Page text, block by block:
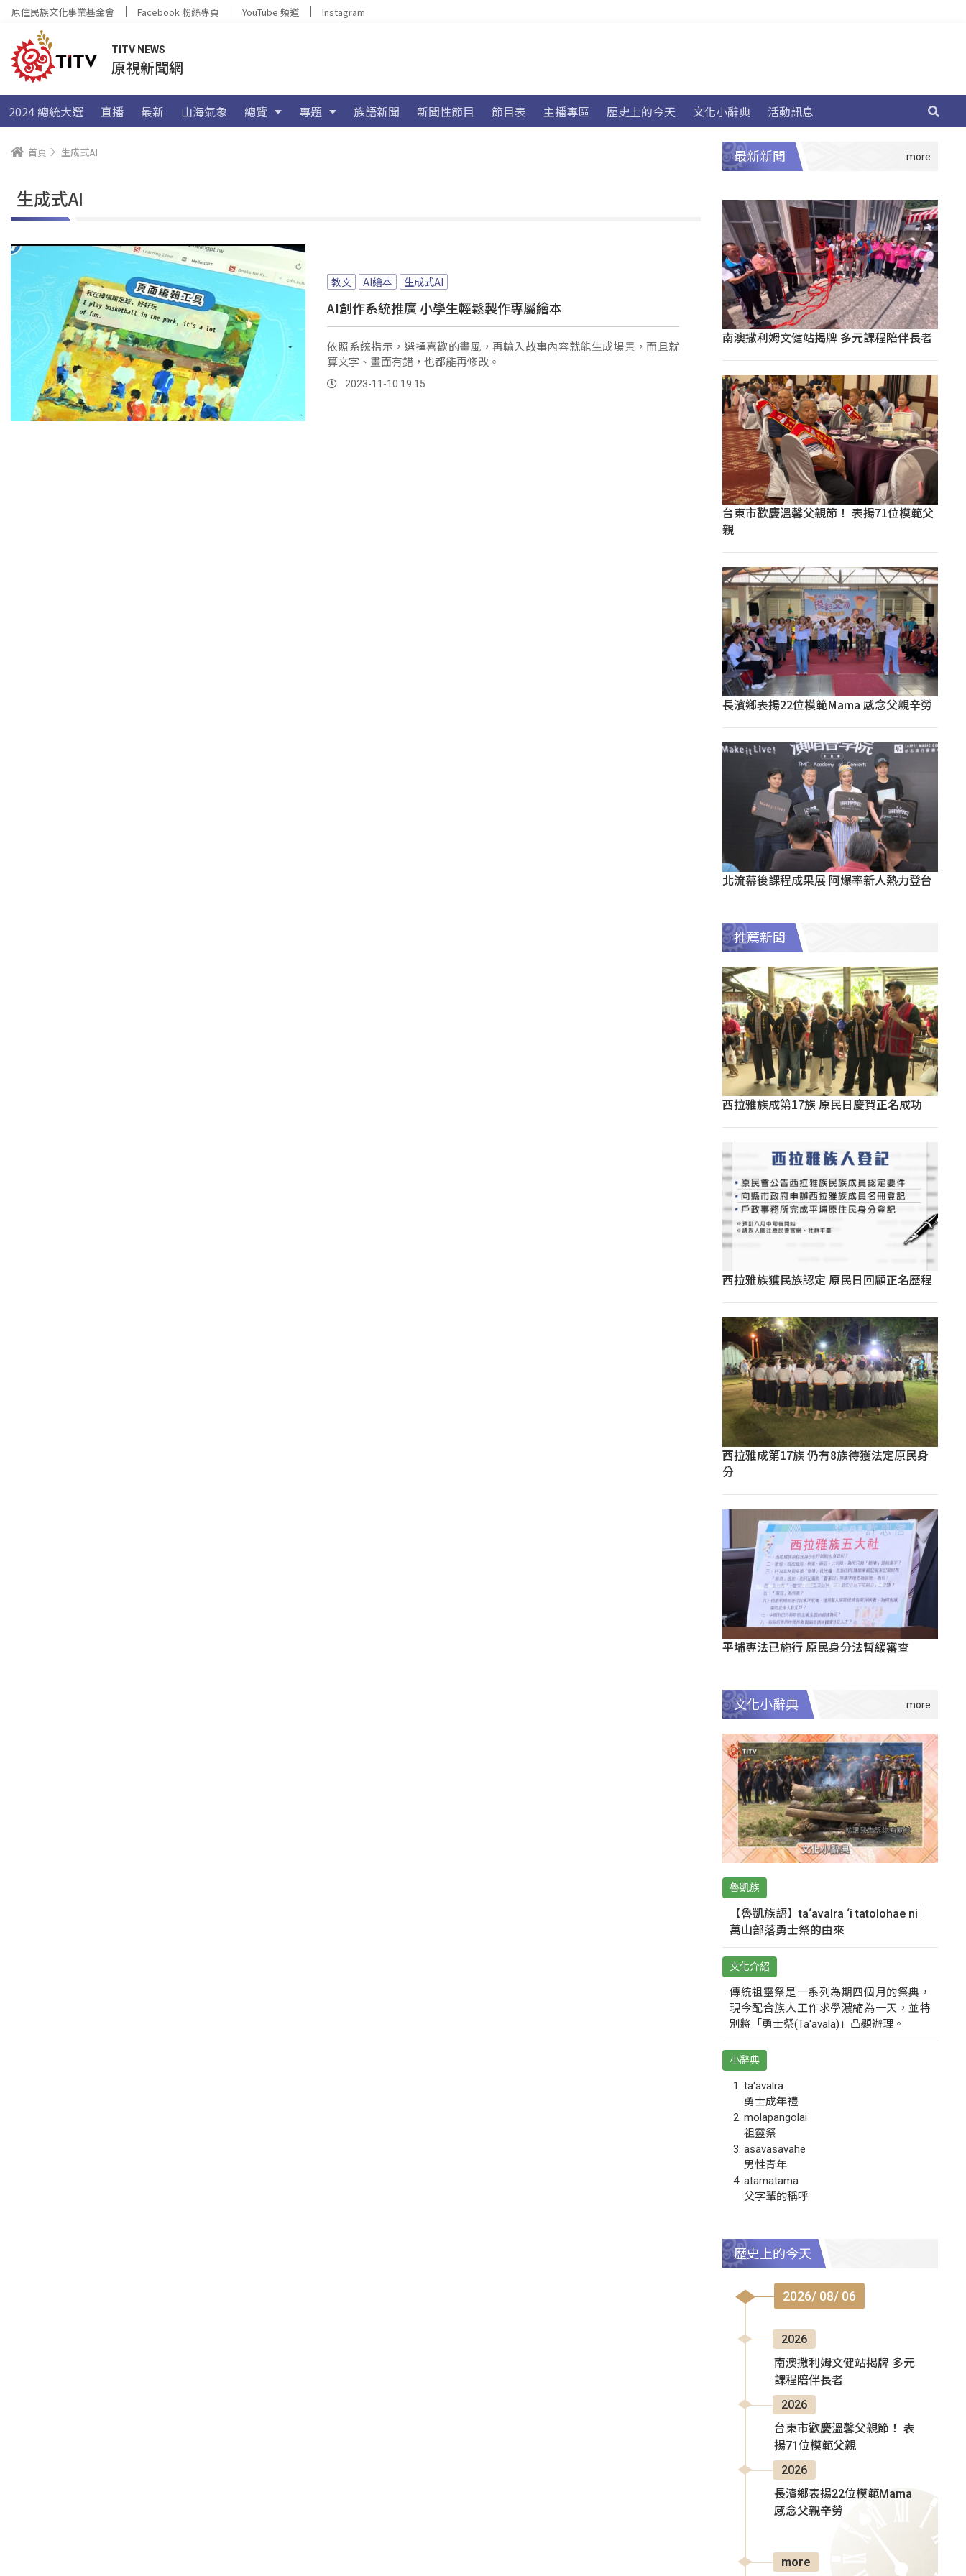
原住民族文化事業基金會 Facebook 粉絲專頁 YouTube 頻道 Instagram
TITV NEWS
原視新聞網
2024 總統大選 直播 最新 山海氣象 總覽 專題 族語新聞 新聞性節目 節目表 主播專區 歷史上的今天 文化小辭典 活動訊息
首頁 生成式AI
生成式AI
教文 AI繪本 生成式AI
AI創作系統推廣 小學生輕鬆製作專屬繪本
依照系統指示，選擇喜歡的畫風，再輸入故事內容就能生成場景，而且就
算文字、畫面有錯，也都能再修改。
2023-11-10 19:15
最新新聞
南澳撒利姆文健站揭牌 多元課程陪伴長者
台東市歡慶溫馨父親節！ 表揚71位模範父
親
長濱鄉表揚22位模範Mama 感念父親辛勞
北流幕後課程成果展 阿爆率新人熱力登台
推薦新聞
西拉雅族成第17族 原民日慶賀正名成功
西拉雅族獲民族認定 原民日回顧正名歷程
西拉雅成第17族 仍有8族待獲法定原民身
分
平埔專法已施行 原民身分法暫緩審查
文化小辭典
魯凱族
【魯凱族語】ta‘avalra ‘i tatolohae ni｜
萬山部落勇士祭的由來
文化介紹
傳統祖靈祭是一系列為期四個月的祭典，
現今配合族人工作求學濃縮為一天，並特
別將「勇士祭(Ta‘avala)」凸顯辦理。
小辭典
ta‘avalra
勇士成年禮
molapangolai
祖靈祭
asavasavahe
男性青年
atamatama
父字輩的稱呼
歷史上的今天
2026/ 08/ 06
2026
南澳撒利姆文健站揭牌 多元
課程陪伴長者
2026
台東市歡慶溫馨父親節！ 表
揚71位模範父親
2026
長濱鄉表揚22位模範Mama
感念父親辛勞
more